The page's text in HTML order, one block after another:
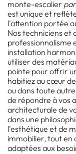
monte-escalier
est unique et
l'attention portée
Nos techniciens et
professionnalisme
installation
utiliser des
pointe pour offrir
habitiez au cœur de
ou dans toute
de répondre à vos
architecturale de
dans une
l'esthétique et de
immobilier, tout en
adaptées aux